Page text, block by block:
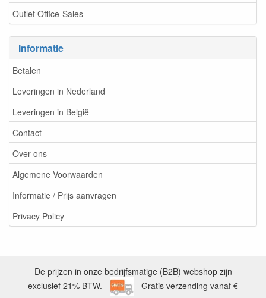
Outlet Office-Sales
Informatie
Betalen
Leveringen in Nederland
Leveringen in België
Contact
Over ons
Algemene Voorwaarden
Informatie / Prijs aanvragen
Privacy Policy
De prijzen in onze bedrijfsmatige (B2B) webshop zijn
exclusief 21% BTW. -
- Gratis verzending vanaf €